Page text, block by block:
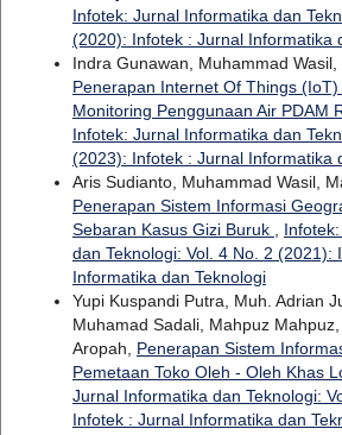
Infotek: Jurnal Informatika dan
(2020): Infotek : Jurnal Informatika
Indra Gunawan, Muhammad Wasil,
Penerapan Internet Of Things (IoT)
Monitoring Penggunaan Air PDAM
Infotek: Jurnal Informatika dan
(2023): Infotek : Jurnal Informatika
Aris Sudianto, Muhammad Wasil,
Penerapan Sistem Informasi
Sebaran Kasus Gizi Buruk
dan Teknologi: Vol. 4 No. 2 (2021):
Informatika dan Teknologi
Yupi Kuspandi Putra, Muh. Adrian
Muhamad Sadali, Mahpuz
Aropah, Penerapan Sistem
Pemetaan Toko Oleh - Oleh Khas
Jurnal Informatika dan Teknologi:
Infotek : Jurnal Informatika dan